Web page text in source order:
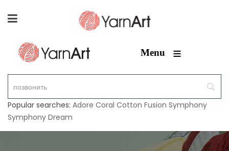
Menu ≡
Popular searches: Adore Coral Cotton Fusion Symphony
Symphony Dream